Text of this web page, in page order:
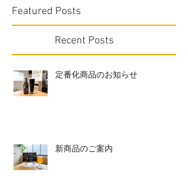
Featured Posts
Recent Posts
定番化商品のお知らせ
新商品のご案内